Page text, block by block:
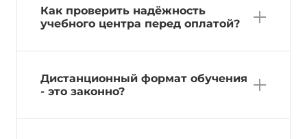
Как проверить надёжность
учебного центра перед оплатой?
Дистанционный формат обучения
- это законно?